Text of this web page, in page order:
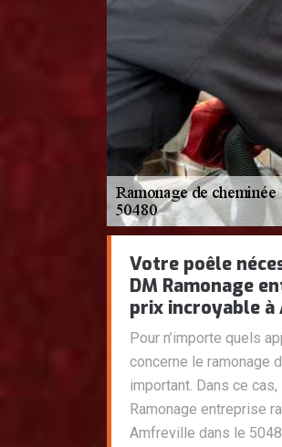
Votre poêle
DM Ramonage
prix incroyable
Pour n’importe quels
concerne le ramonage
important. Dans ce
Ramonage entreprise
Amfreville dans le